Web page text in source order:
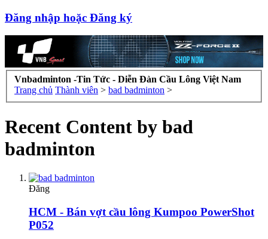
Đăng nhập hoặc Đăng ký
Vnbadminton -Tin Tức - Diễn Đàn Cầu Lông Việt Nam
Trang chủ Thành viên > bad badminton >
Recent Content by bad
badminton
Đăng
HCM - Bán vợt cầu lông Kumpoo PowerShot
P052